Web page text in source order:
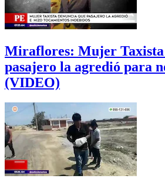
Miraflores: Mujer Taxista
pasajero la agredió para
(VIDEO)